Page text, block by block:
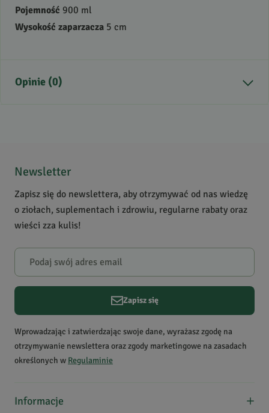
Pojemność 900 ml
Wysokość zaparzacza 5 cm
Opinie (0)
Bądź pierwszą osobą, która podzieli się opinią o tym
Powiadomienie
W naszej witrynie opinie mogą dodawać tylko osoby,
Newsletter
Zapisz się do newslettera, aby otrzymywać od nas wiedzę
o ziołach, suplementach i zdrowiu, regularne rabaty oraz
wieści zza kulis!
Zapisz się
Wprowadzając i zatwierdzając swoje dane, wyrażasz zgodę na
otrzymywanie newslettera oraz zgody marketingowe na zasadach
określonych w Regulaminie
Informacje